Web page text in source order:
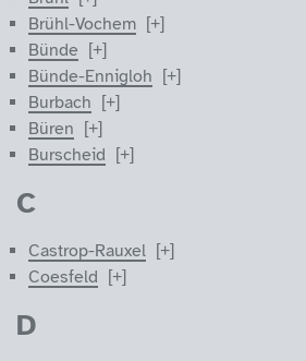
Brühl-Vochem
Bünde
Bünde-Ennigloh
Burbach
Büren
Burscheid
C
Castrop-Rauxel
Coesfeld
D